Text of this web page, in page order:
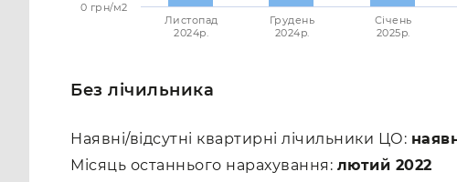
Листопад
2024p.
Грудень
2024p.
Січень
2025p.
0 грн/м2
Без лічильника
Наявні/відсутні квартирні лічильники ЦО:
Місяць останнього нарахування: лютий 2022